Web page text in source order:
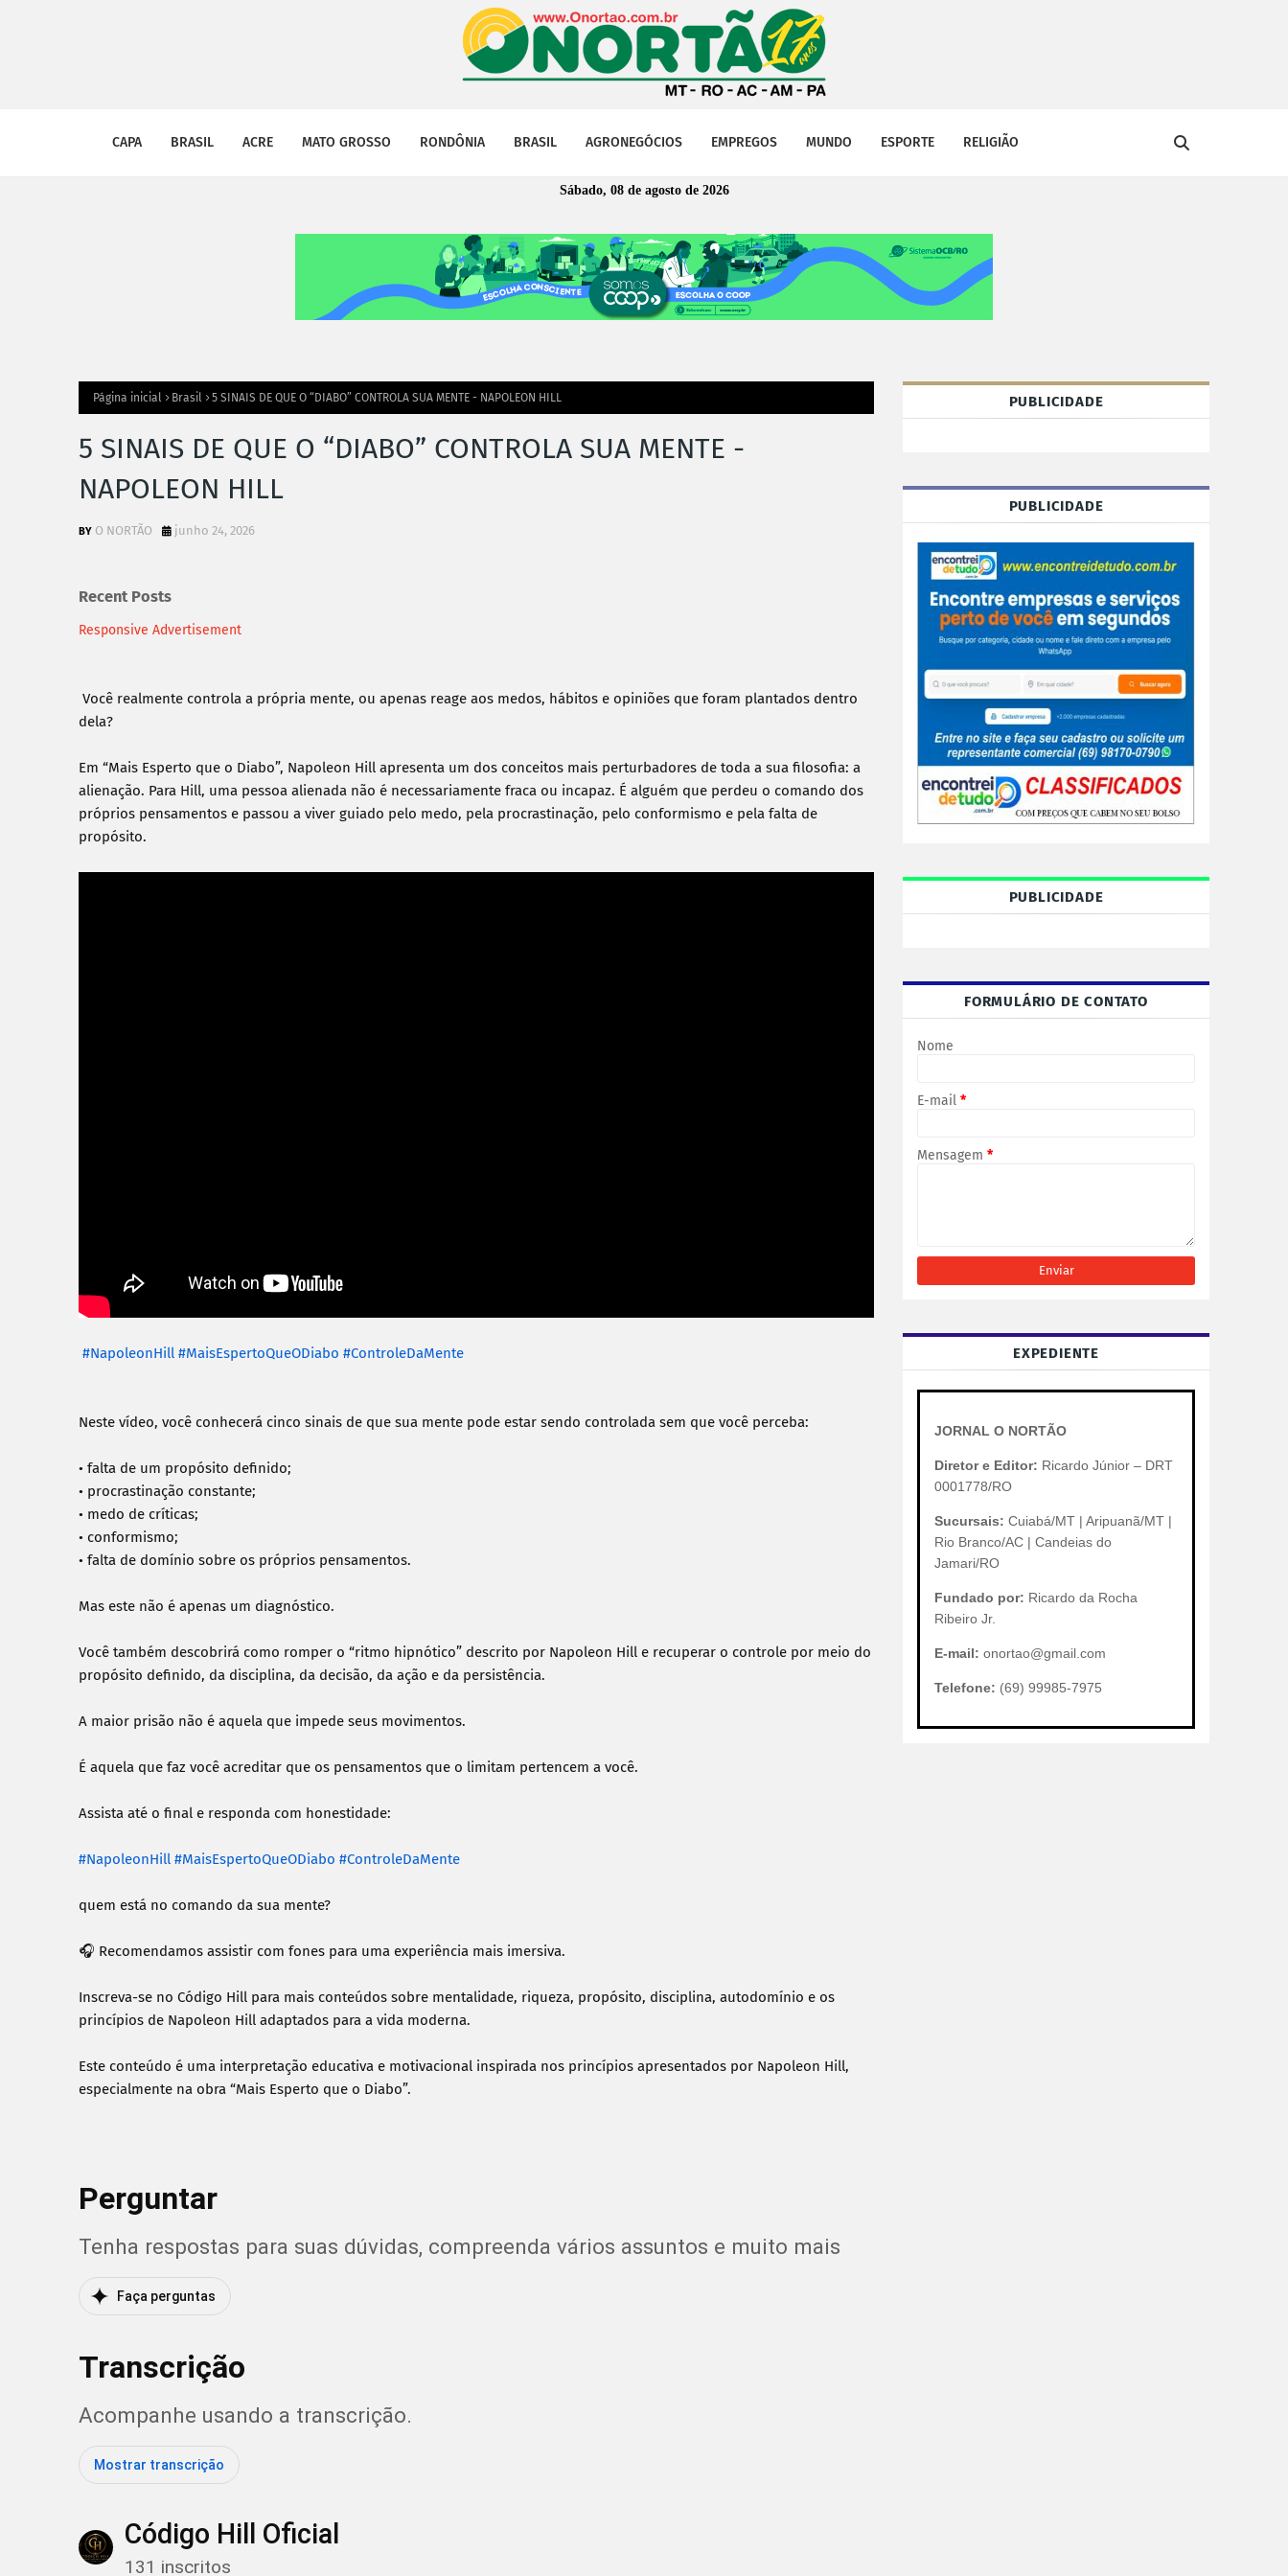
CAPA BRASIL ACRE MATO GROSSO RONDÔNIA BRASIL AGRONEGÓCIOS EMPREGOS MUNDO ESPORTE RELIGIÃO
Sábado, 08 de agosto de 2026
Página inicial Brasil 5 SINAIS DE QUE O “DIABO” CONTROLA SUA MENTE - NAPOLEON HILL
5 SINAIS DE QUE O “DIABO” CONTROLA SUA MENTE -
NAPOLEON HILL
O NORTÃO junho 24, 2026
Recent Posts
Responsive Advertisement
Você realmente controla a própria mente, ou apenas reage aos medos, hábitos e opiniões que foram plantados dentro
dela?
Em “Mais Esperto que o Diabo”, Napoleon Hill apresenta um dos conceitos mais perturbadores de toda a sua filosofia: a
alienação. Para Hill, uma pessoa alienada não é necessariamente fraca ou incapaz. É alguém que perdeu o comando dos
próprios pensamentos e passou a viver guiado pelo medo, pela procrastinação, pelo conformismo e pela falta de
propósito.
#NapoleonHill #MaisEspertoQueODiabo #ControleDaMente
Neste vídeo, você conhecerá cinco sinais de que sua mente pode estar sendo controlada sem que você perceba:
• falta de um propósito definido;
• procrastinação constante;
• medo de críticas;
• conformismo;
• falta de domínio sobre os próprios pensamentos.
Mas este não é apenas um diagnóstico.
Você também descobrirá como romper o “ritmo hipnótico” descrito por Napoleon Hill e recuperar o controle por meio do
propósito definido, da disciplina, da decisão, da ação e da persistência.
A maior prisão não é aquela que impede seus movimentos.
É aquela que faz você acreditar que os pensamentos que o limitam pertencem a você.
Assista até o final e responda com honestidade:
#NapoleonHill #MaisEspertoQueODiabo #ControleDaMente
quem está no comando da sua mente?
🎧 Recomendamos assistir com fones para uma experiência mais imersiva.
Inscreva-se no Código Hill para mais conteúdos sobre mentalidade, riqueza, propósito, disciplina, autodomínio e os
princípios de Napoleon Hill adaptados para a vida moderna.
Este conteúdo é uma interpretação educativa e motivacional inspirada nos princípios apresentados por Napoleon Hill,
especialmente na obra “Mais Esperto que o Diabo”.
Perguntar
Tenha respostas para suas dúvidas, compreenda vários assuntos e muito mais
Faça perguntas
Transcrição
Acompanhe usando a transcrição.
Mostrar transcrição
Código Hill Oficial
131 inscritos
PUBLICIDADE
PUBLICIDADE
PUBLICIDADE
FORMULÁRIO DE CONTATO
Nome
E-mail *
Mensagem *
EXPEDIENTE
JORNAL O NORTÃO
Diretor e Editor: Ricardo Júnior – DRT
0001778/RO
Sucursais: Cuiabá/MT | Aripuanã/MT |
Rio Branco/AC | Candeias do
Jamari/RO
Fundado por: Ricardo da Rocha
Ribeiro Jr.
E-mail: onortao@gmail.com
Telefone: (69) 99985-7975